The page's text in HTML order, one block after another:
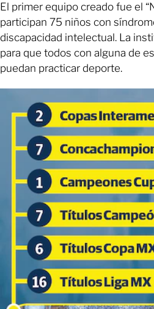
El primer equipo creado fue el
participan 75 niños con
discapacidad intelectual. La
para que todos con alguna de
puedan practicar deporte.